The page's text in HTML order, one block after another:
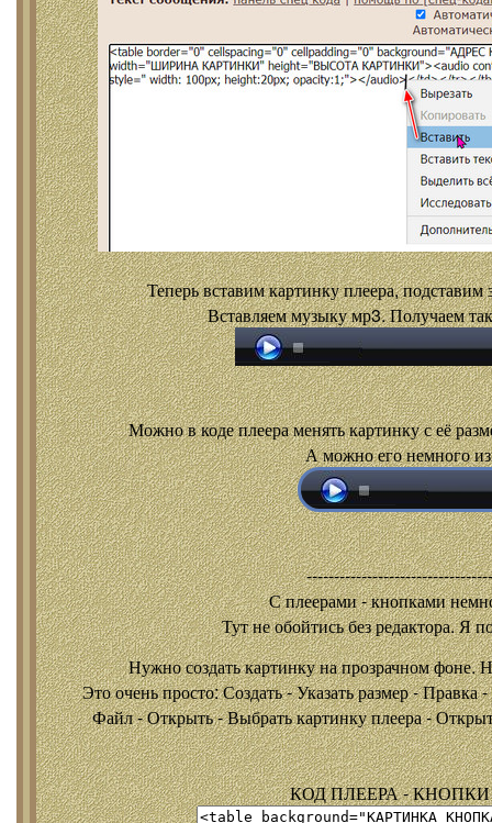
Теперь вставим картинку плеера, подставим
Вставляем музыку мр3. Получаем
Можно в коде плеера менять картинку с её
А можно его немного
С плеерами - кнопками
Тут не обойтись без редактора. Я
Нужно создать картинку на прозрачном фоне.
Это очень просто: Создать - Указать размер -
Файл - Открыть - Выбрать картинку плеера -
КОД ПЛЕЕРА - КНОПКИ